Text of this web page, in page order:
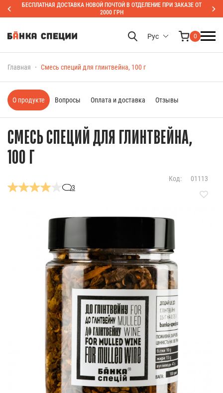
БЕСПЛАТНАЯ ДОСТАВКА НОВОЙ ПОЧТОЙ В ОТДЕЛЕНИЕ ПРИ ЗАКАЗЕ ОТ
2000 ГРН
Рус 0
Главная Смесь специй для глинтвейна, 100 г
СМЕСЬ СПЕЦИЙ ДЛЯ ГЛИНТВЕЙНА,
100 Г
3
Код: 01113
О продукте Вопросы Оплата и доставка Отзывы